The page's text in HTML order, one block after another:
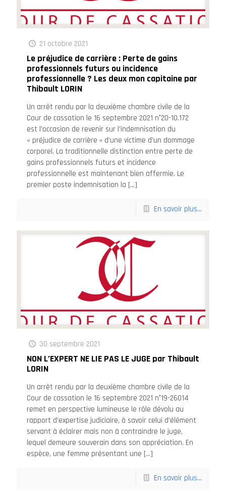
21 octobre 2021
Le préjudice de carrière : Perte de gains
professionnels futurs ou incidence
professionnelle ? Les deux mon capitaine par
Thibault LORIN
Un arrêt rendu par la deuxième chambre civile de la
Cour de cassation le 16 septembre 2021 n°20-10.172
est l’occasion de revenir sur l’indemnisation du
« préjudice de carrière » d’une victime d’un dommage
corporel. La traditionnelle distinction entre perte de
gains professionnels futurs et incidence
professionnelle est maintenant bien affermie. Le
premier poste indemnisation la […]
En savoir plus...
30 septembre 2021
NON L’EXPERT NE LIE PAS LE JUGE par Thibault
LORIN
Un arrêt rendu par la deuxième chambre civile de la
Cour de cassation le 16 septembre 2021 n°19-26014
remet en perspective lumineuse le rôle dévolu au
rapport d’expertise judiciaire, à savoir celui d’élément
servant à éclairer mais non à contraindre le juge,
lequel demeure souverain dans son appréciation. En
espèce, une femme présentant une […]
En savoir plus...